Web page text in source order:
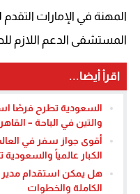
المهنة في الإمارات
المستشفى الدعم اللازم
اقرأ أيضا...
والتين في الباحة –
الكبار عالمياً
هل يمكن استقدام مدير
الكاملة والخطوات